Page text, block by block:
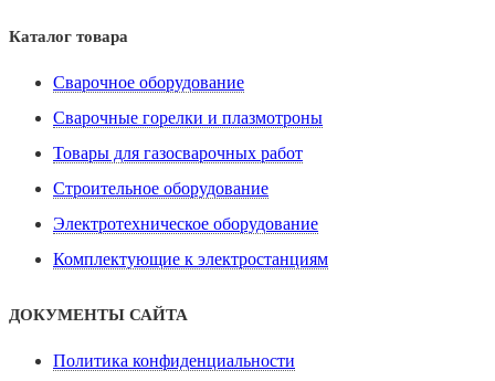
Каталог товара
Сварочное оборудование
Сварочные горелки и плазмотроны
Товары для газосварочных работ
Строительное оборудование
Электротехническое оборудование
Комплектующие к электростанциям
ДОКУМЕНТЫ САЙТА
Политика конфиденциальности